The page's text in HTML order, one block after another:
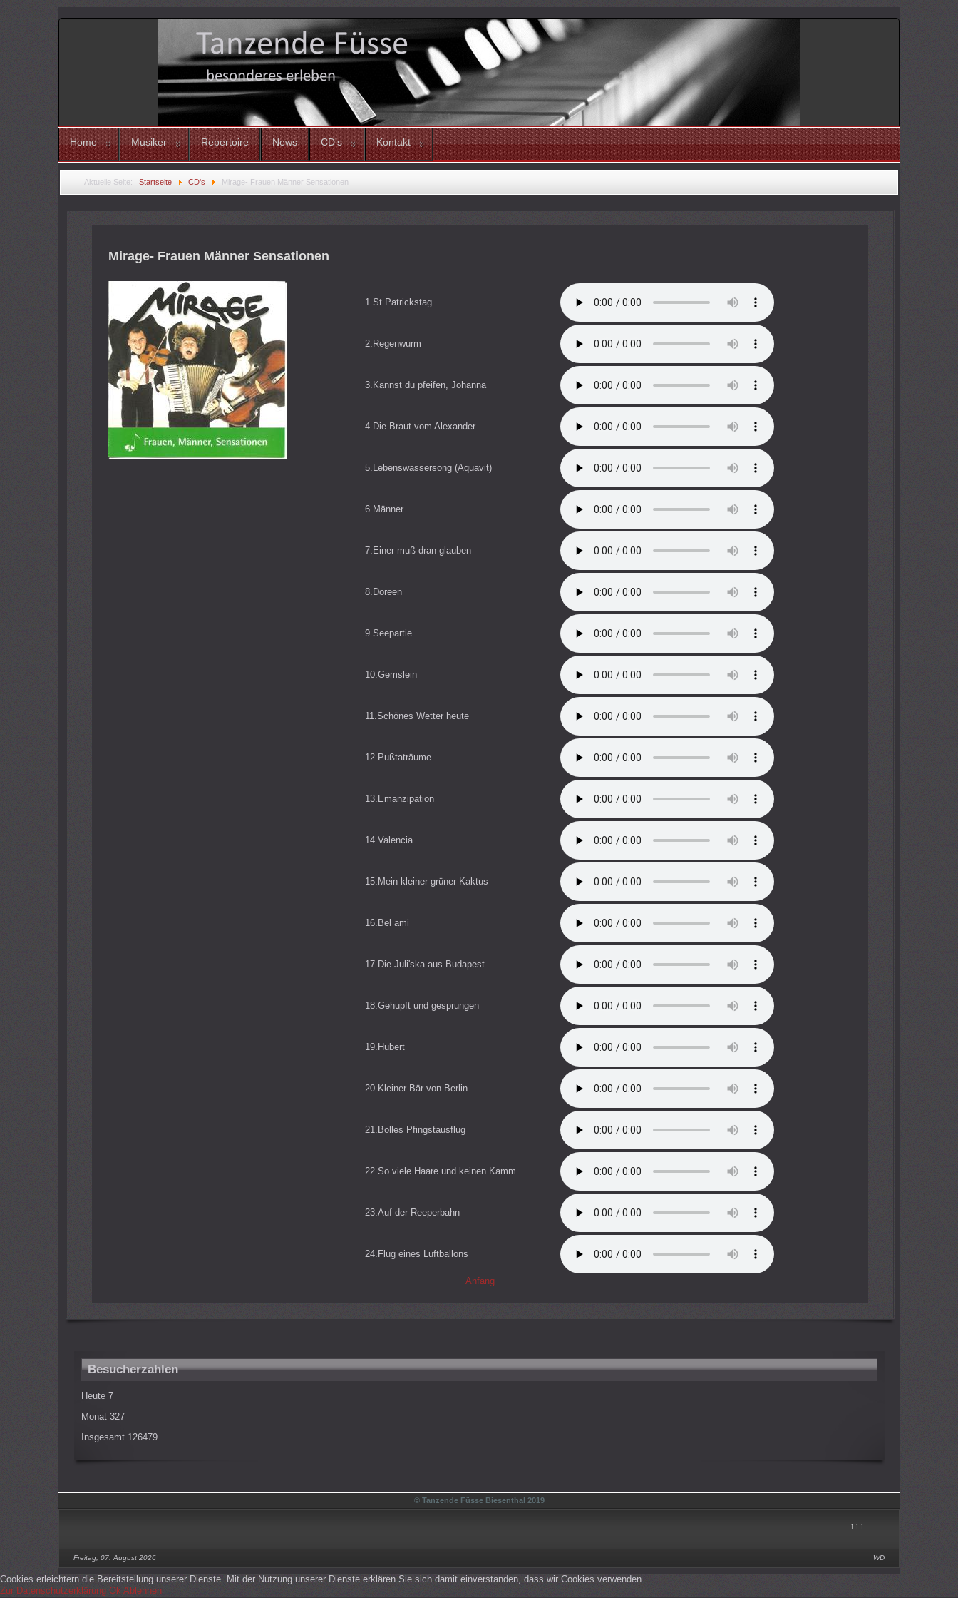
Home Musiker Repertoire News CD's Kontakt
Aktuelle Seite:Startseite CD's Mirage- Frauen Männer Sensationen
Mirage- Frauen Männer Sensationen
1.St.Patrickstag
2.Regenwurm
3.Kannst du pfeifen, Johanna
4.Die Braut vom Alexander
5.Lebenswassersong (Aquavit)
6.Männer
7.Einer muß dran glauben
8.Doreen
9.Seepartie
10.Gemslein
11.Schönes Wetter heute
12.Pußtaträume
13.Emanzipation
14.Valencia
15.Mein kleiner grüner Kaktus
16.Bel ami
17.Die Juli'ska aus Budapest
18.Gehupft und gesprungen
19.Hubert
20.Kleiner Bär von Berlin
21.Bolles Pfingstausflug
22.So viele Haare und keinen Kamm
23.Auf der Reeperbahn
24.Flug eines Luftballons
Anfang
Besucherzahlen
Heute 7
Monat 327
Insgesamt 126479
© Tanzende Füsse Biesenthal 2019
↑↑↑
Freitag, 07. August 2026 WD
Cookies erleichtern die Bereitstellung unserer Dienste. Mit der Nutzung unserer Dienste erklären Sie sich damit einverstanden, dass wir Cookies verwenden.
Zur Datenschutzerklärung Ok Ablehnen